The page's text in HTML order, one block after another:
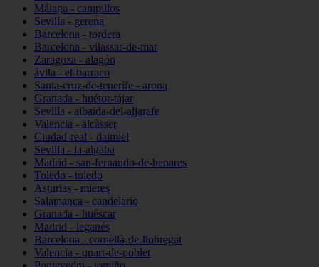
Málaga - campillos
Sevilla - gerena
Barcelona - tordera
Barcelona - vilassar-de-mar
Zaragoza - alagón
ávila - el-barraco
Santa-cruz-de-tenerife - arona
Granada - huétor-tájar
Sevilla - albaida-del-aljarafe
Valencia - alcàsser
Ciudad-real - daimiel
Sevilla - la-algaba
Madrid - san-fernando-de-henares
Toledo - toledo
Asturias - mieres
Salamanca - candelario
Granada - huéscar
Madrid - leganés
Barcelona - cornellà-de-llobregat
Valencia - quart-de-poblet